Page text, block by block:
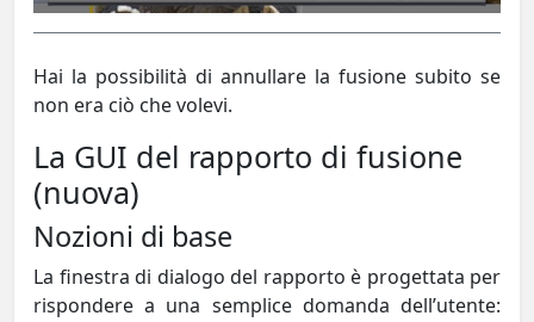
Hai la possibilità di annullare la fusione subito se
non era ciò che volevi.
La GUI del rapporto di fusione
(nuova)
Nozioni di base
La finestra di dialogo del rapporto è progettata per
rispondere a una semplice domanda dell’utente: